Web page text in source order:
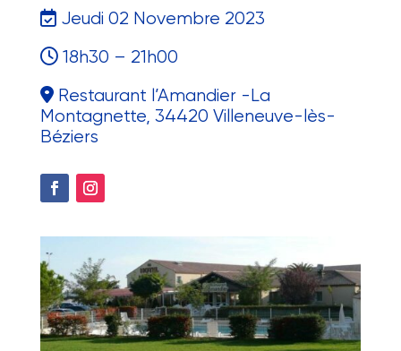
Jeudi 02 Novembre 2023
18h30 – 21h00
Restaurant l’Amandier -La
Montagnette, 34420 Villeneuve-lès-
Béziers